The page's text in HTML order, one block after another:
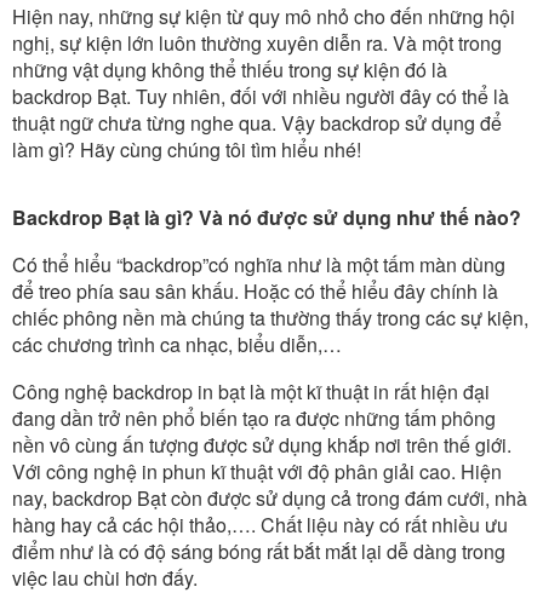
Hiện nay, những sự kiện từ quy mô nhỏ cho đến những hội
nghị, sự kiện lớn luôn thường xuyên diễn ra. Và một trong
những vật dụng không thể thiếu trong sự kiện đó là
backdrop Bạt. Tuy nhiên, đối với nhiều người đây có thể là
thuật ngữ chưa từng nghe qua. Vậy backdrop sử dụng để
làm gì? Hãy cùng chúng tôi tìm hiểu nhé!
Backdrop Bạt là gì? Và nó được sử dụng như thế nào?
Có thể hiểu “backdrop”có nghĩa như là một tấm màn dùng
để treo phía sau sân khấu. Hoặc có thể hiểu đây chính là
chiếc phông nền mà chúng ta thường thấy trong các sự kiện,
các chương trình ca nhạc, biểu diễn,…
Công nghệ backdrop in bạt là một kĩ thuật in rất hiện đại
đang dần trở nên phổ biến tạo ra được những tấm phông
nền vô cùng ấn tượng được sử dụng khắp nơi trên thế giới.
Với công nghệ in phun kĩ thuật với độ phân giải cao. Hiện
nay, backdrop Bạt còn được sử dụng cả trong đám cưới, nhà
hàng hay cả các hội thảo,…. Chất liệu này có rất nhiều ưu
điểm như là có độ sáng bóng rất bắt mắt lại dễ dàng trong
việc lau chùi hơn đấy.